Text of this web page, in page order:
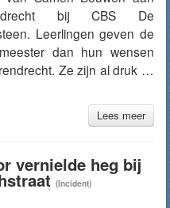
bij CBS De
Leerlingen geven de
dan hun wensen
Ze zijn al druk …
Lees meer
vernielde heg bij
(Incident)